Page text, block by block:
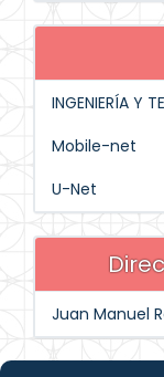
INGENIERÍA Y
Mobile-net
U-Net
Juan Manuel